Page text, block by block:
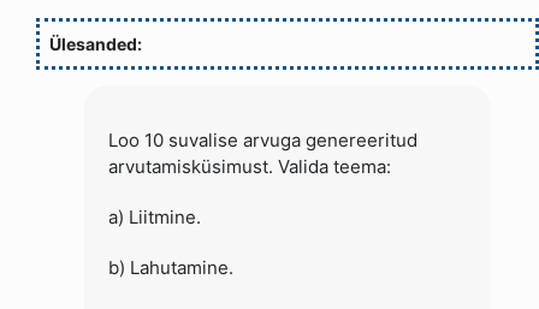
Ülesanded:
Loo 10 suvalise arvuga genereeritud
arvutamisküsimust. Valida teema:
a) Liitmine.
b) Lahutamine.